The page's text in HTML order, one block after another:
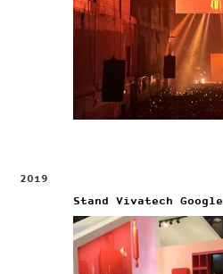
2019
Stand Vivatech Google